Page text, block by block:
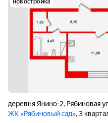
новостройка
деревня Янино-2, Рябиновая
ЖК «Рябиновый сад», 3